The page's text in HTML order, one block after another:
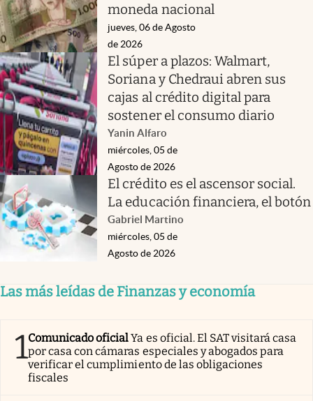
moneda nacional
jueves, 06 de Agosto
de 2026
El súper a plazos: Walmart,
Soriana y Chedraui abren sus
cajas al crédito digital para
sostener el consumo diario
Yanin Alfaro
miércoles, 05 de
Agosto de 2026
El crédito es el ascensor social.
La educación financiera, el botón
Gabriel Martino
miércoles, 05 de
Agosto de 2026
Las más leídas de Finanzas y economía
1Comunicado oficialYa es oficial. El SAT visitará casa
por casa con cámaras especiales y abogados para
verificar el cumplimiento de las obligaciones
fiscales